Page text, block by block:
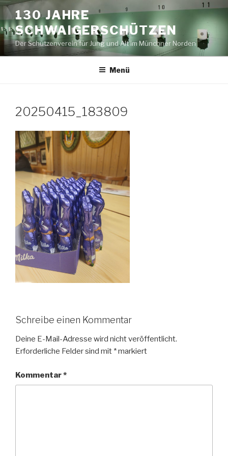
Zum
Inhalt
springen
130 JAHRE
SCHWAIGERSCHÜTZEN
Der Schützenverein für Jung und Alt im Münchner Norden
Menü
20250415_183809
Schreibe einen Kommentar
Deine E-Mail-Adresse wird nicht veröffentlicht.
Erforderliche Felder sind mit *markiert
Kommentar*